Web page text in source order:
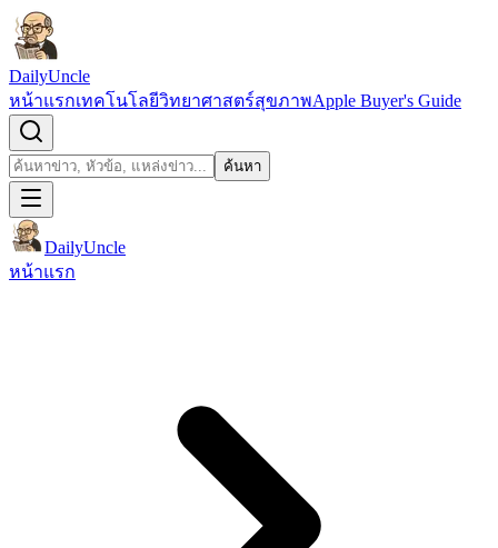
ข้ามไปยังเนื้อหา
DailyUncle
หน้าแรกเทคโนโลยีวิทยาศาสตร์สุขภาพApple Buyer's Guide
ค้นหา ค้นหา
DailyUncle
หน้าแรก